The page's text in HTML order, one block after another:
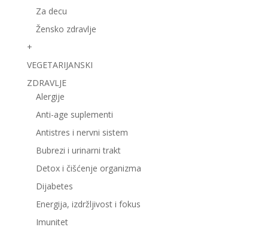
Za decu
Žensko zdravlje
+
VEGETARIJANSKI
ZDRAVLJE
Alergije
Anti-age suplementi
Antistres i nervni sistem
Bubrezi i urinarni trakt
Detox i čišćenje organizma
Dijabetes
Energija, izdržljivost i fokus
Imunitet